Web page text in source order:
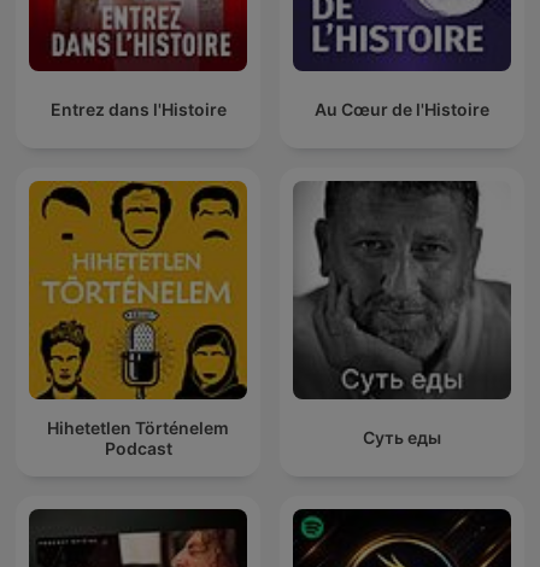
Entrez dans l'Histoire Au Cœur de l'Histoire
Hihetetlen Történelem
Podcast
Суть еды